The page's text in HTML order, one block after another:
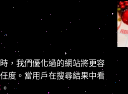
，我們優化過的網站將更容
度。當用戶在搜尋結果中看
。